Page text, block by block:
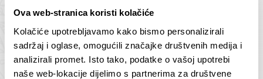
Ova web-stranica koristi kolačiće
Kolačiće upotrebljavamo kako bismo personalizirali
sadržaj i oglase, omogućili značajke društvenih medija i
analizirali promet. Isto tako, podatke o vašoj upotrebi
naše web-lokacije dijelimo s partnerima za društvene
Butan – ljudi 2
75,00€ – 138,00€Raspon
cijena:
Antarktika – krajolik
2
75,00€ – 138,00€Raspon